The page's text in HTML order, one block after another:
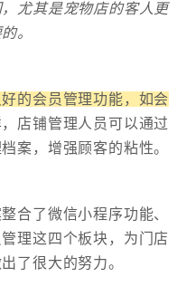
尤其是宠物店的客人更
。
的会员管理功能，如会
店铺管理人员可以通过
案，增强顾客的粘性。
合了微信小程序功能、
理这四个板块，为门店
了很大的努力。